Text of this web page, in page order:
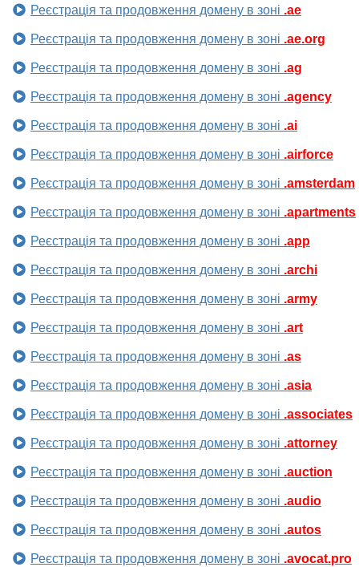
Реєстрація та продовження домену в зоні .ae
Реєстрація та продовження домену в зоні .ae.org
Реєстрація та продовження домену в зоні .ag
Реєстрація та продовження домену в зоні .agency
Реєстрація та продовження домену в зоні .ai
Реєстрація та продовження домену в зоні .airforce
Реєстрація та продовження домену в зоні .amsterdam
Реєстрація та продовження домену в зоні .apartments
Реєстрація та продовження домену в зоні .app
Реєстрація та продовження домену в зоні .archi
Реєстрація та продовження домену в зоні .army
Реєстрація та продовження домену в зоні .art
Реєстрація та продовження домену в зоні .as
Реєстрація та продовження домену в зоні .asia
Реєстрація та продовження домену в зоні .associates
Реєстрація та продовження домену в зоні .attorney
Реєстрація та продовження домену в зоні .auction
Реєстрація та продовження домену в зоні .audio
Реєстрація та продовження домену в зоні .autos
Реєстрація та продовження домену в зоні .avocat.pro